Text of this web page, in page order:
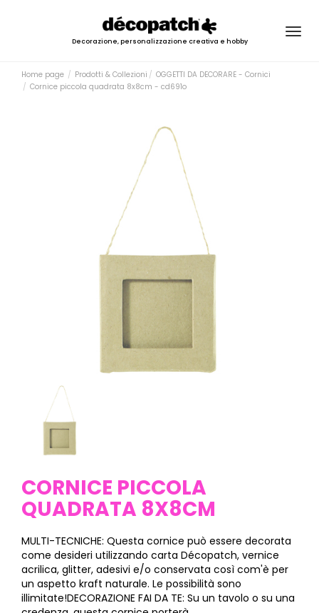
Decorazione, personalizzazione creativa e hobby
Home page Prodotti & Collezioni
OGGETTI DA DECORARE - Cornici
Cornice piccola quadrata 8x8cm - cd691o
CORNICE PICCOLA
QUADRATA 8X8CM
MULTI-TECNICHE: Questa cornice può essere decorata
come desideri utilizzando carta Décopatch, vernice
acrilica, glitter, adesivi e/o conservata così com'è per
un aspetto kraft naturale. Le possibilità sono
illimitate!DECORAZIONE FAI DA TE: Su un tavolo o su una